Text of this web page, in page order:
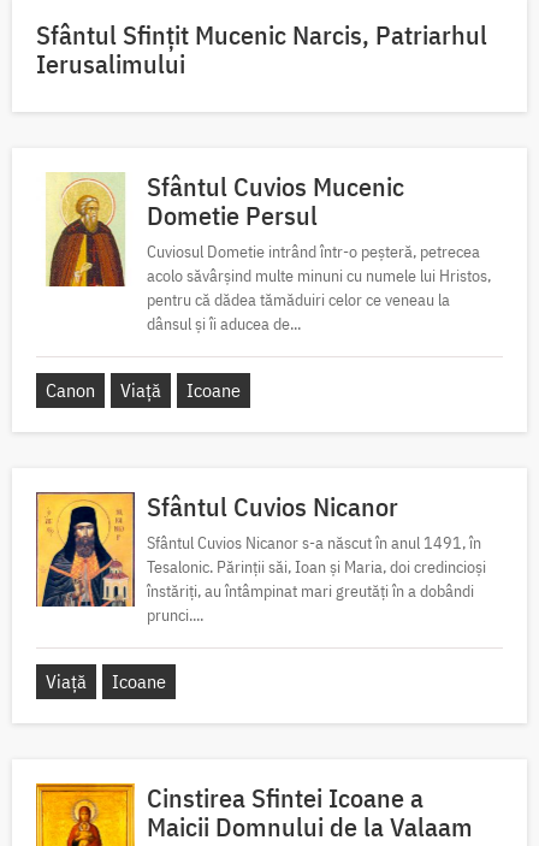
Sfântul Sfinţit Mucenic Narcis, Patriarhul
Ierusalimului
Sfântul Cuvios Mucenic
Dometie Persul
Cuviosul Dometie intrând într-o peșteră, petrecea
acolo săvârșind multe minuni cu numele lui Hristos,
pentru că dădea tămăduiri celor ce veneau la
dânsul și îi aducea de...
Canon Viață Icoane
Sfântul Cuvios Nicanor
Sfântul Cuvios Nicanor s-a născut în anul 1491, în
Tesalonic. Părinții săi, Ioan și Maria, doi credincioși
înstăriți, au întâmpinat mari greutăți în a dobândi
prunci....
Viață Icoane
Cinstirea Sfintei Icoane a
Maicii Domnului de la Valaam